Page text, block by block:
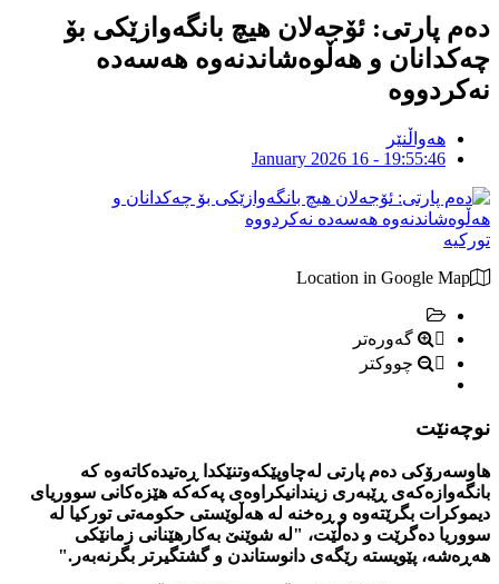
دەم پارتی: ئۆجەلان هیچ بانگەوازێکی بۆ
چەکدانان و هەڵوەشاندنەوە هەسەدە
نەکردووە
هەواڵنێر
January 2026 16 - 19:55:46
تورکیە
Location in Google Map
گەورەتر
چووکتر
نوچەنێت
هاوسەرۆکی دەم پارتی لەچاوپێکەوتنێکدا ڕەتیدەکاتەوە کە
بانگەوازەکەی ڕێبەری زیندانیکراوەی پەکەکە هێزەکانی سووریای
دیموکرات بگرێتەوە و ڕەخنە لە هەڵوێستی حکومەتی تورکیا لە
سووریا دەگرێت و دەڵێت، "لە شوێنێ بەکارهێنانی زمانێکی
‌هەڕەشە، پێویستە رێگەی دانوستاندن و گشتگیرتر بگرنەبەر."